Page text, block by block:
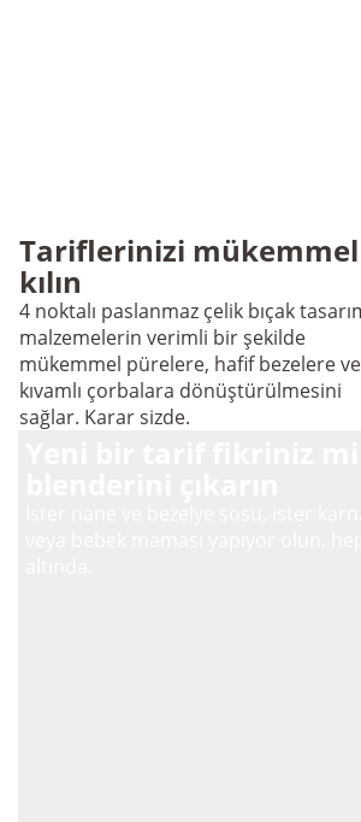
Tariflerinizi mükemmel
kılın
4 noktalı paslanmaz çelik bıçak
malzemelerin verimli bir şekilde
mükemmel pürelere, hafif bezelere
kıvamlı çorbalara dönüştürülmesini
sağlar. Karar sizde.